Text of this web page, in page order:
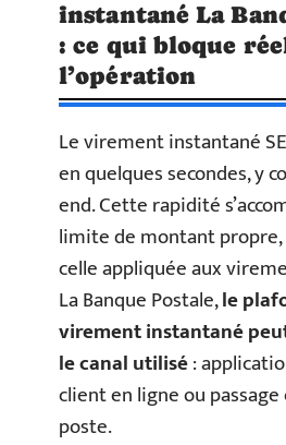
instantané La
: ce qui bloque
l’opération
Le virement instantané
en quelques secondes, y
end. Cette rapidité
limite de montant
celle appliquée aux
La Banque Postale,le
virement instantané
le canal utilisé:
client en ligne ou
poste.